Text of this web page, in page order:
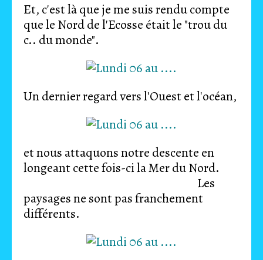
Et, c'est là que je me suis rendu compte
que le Nord de l'Ecosse était le "trou du
c.. du monde".
Un dernier regard vers l'Ouest et l'océan,
et nous attaquons notre descente en
longeant cette fois-ci la Mer du Nord.
Les
paysages ne sont pas franchement
différents.